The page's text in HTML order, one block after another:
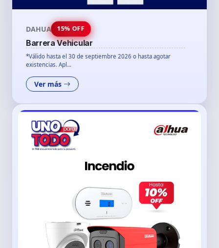
DAHUA 15% OFF
Barrera Vehicular
*Válido hasta el 30 de septiembre 2026 o hasta agotar
existencias. Apl...
Ver más